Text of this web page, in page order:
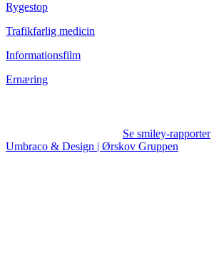
Rygestop
Trafikfarlig medicin
Informationsfilm
Ernæring
Se smiley-rapporter
Umbraco & Design | Ørskov Gruppen